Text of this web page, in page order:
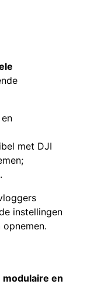
met DJI
instellingen
modulaire en